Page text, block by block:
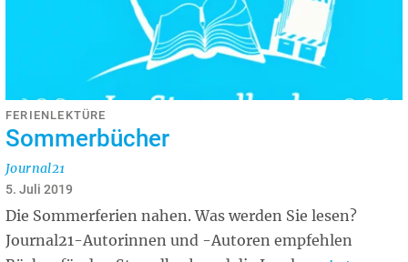
FERIENLEKTÜRE
Sommerbücher
Journal21
5. Juli 2019
Die Sommerferien nahen. Was werden Sie lesen?
Journal21-Autorinnen und -Autoren empfehlen